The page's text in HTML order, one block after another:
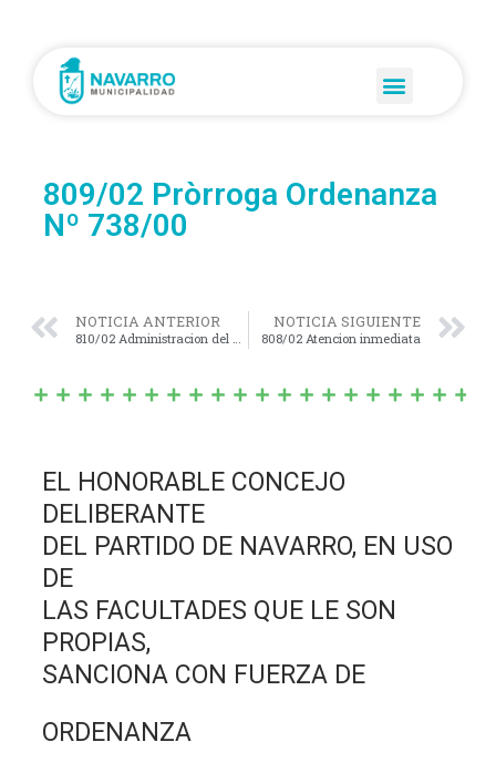
809/02 Pròrroga Ordenanza
Nº 738/00
NOTICIA ANTERIOR
810/02 Administracion del Kiosco Mitre
NOTICIA SIGUIENTE
808/02 Atencion inmediata
EL HONORABLE CONCEJO
DELIBERANTE
DEL PARTIDO DE NAVARRO, EN USO
DE
LAS FACULTADES QUE LE SON
PROPIAS,
SANCIONA CON FUERZA DE
ORDENANZA